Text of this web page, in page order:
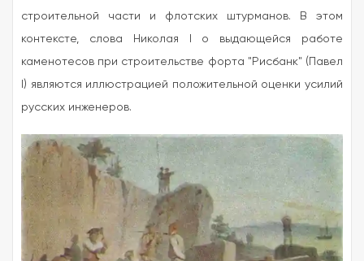
строительной части и флотских штурманов. В этом
контексте, слова Николая I о выдающейся работе
каменотесов при строительстве форта "Рисбанк" (Павел
I) являются иллюстрацией положительной оценки усилий
русских инженеров.